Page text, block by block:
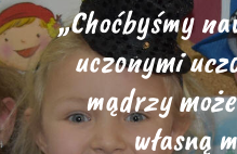
„Choćbyśmy
uczonymi
mądrzy
własną